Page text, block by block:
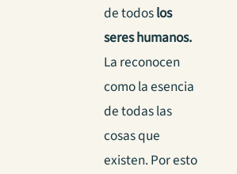
de todoslos
seres humanos.
La reconocen
como la esencia
de todas las
cosas que
existen. Por esto